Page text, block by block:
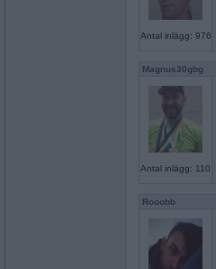
Antal inlägg: 976
Magnus30gbg
Antal inlägg: 110
Rooobb